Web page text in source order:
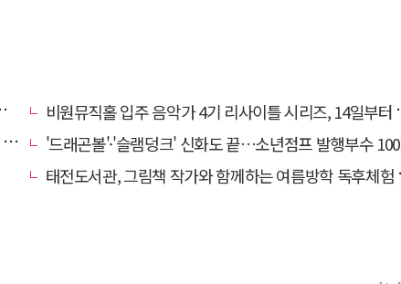
비원뮤직홀 입주 음악가 4기 리사이틀 시리즈, 14일부터 6주간 개최
'드래곤볼'·'슬램덩크' 신화도 끝…소년점프 발행부수 100만부 붕괴
태전도서관, 그림책 작가와 함께하는 여름방학 독후체험 운영